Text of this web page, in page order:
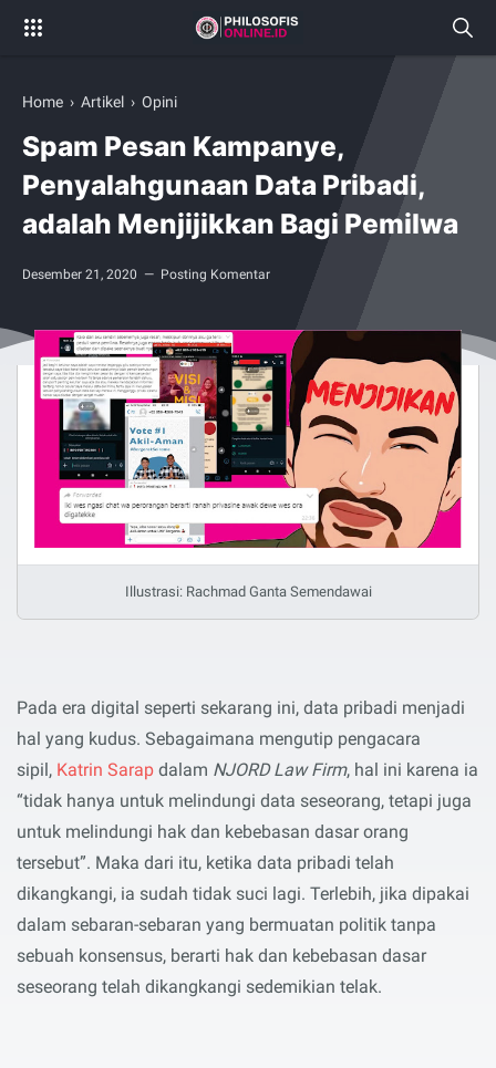
Home › Artikel › Opini
Spam Pesan Kampanye,
Penyalahgunaan Data Pribadi,
adalah Menjijikkan Bagi Pemilwa
Desember 21, 2020 Posting Komentar
Illustrasi: Rachmad Ganta Semendawai
Pada era digital seperti sekarang ini, data pribadi menjadi
hal yang kudus. Sebagaimana mengutip pengacara
sipil, Katrin Sarap dalam NJORD Law Firm, hal ini karena ia
“tidak hanya untuk melindungi data seseorang, tetapi juga
untuk melindungi hak dan kebebasan dasar orang
tersebut”. Maka dari itu, ketika data pribadi telah
dikangkangi, ia sudah tidak suci lagi. Terlebih, jika dipakai
dalam sebaran-sebaran yang bermuatan politik tanpa
sebuah konsensus, berarti hak dan kebebasan dasar
seseorang telah dikangkangi sedemikian telak.